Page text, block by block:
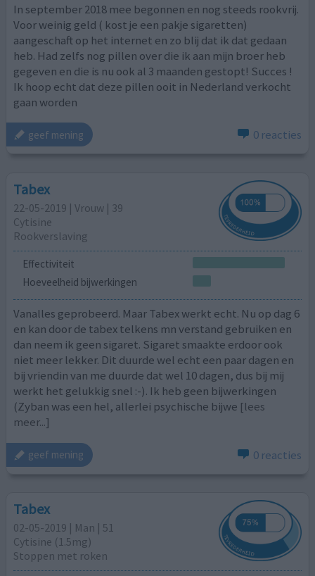
In september 2018 mee begonnen en nog steeds rookvrij.
Voor weinig geld ( kost je een pakje sigaretten)
aangeschaft op het internet en zo blij dat ik dat gedaan
heb. Had zelfs nog pillen over die ik aan mijn broer heb
gegeven en die is nu ook al 3 maanden gestopt! Succes !
Ik hoop echt dat deze pillen ooit in Nederland verkocht
gaan worden
geef mening 0 reacties
Tabex
22-05-2019 | Vrouw | 39
Cytisine
Rookverslaving
Effectiviteit
Hoeveelheid bijwerkingen
Vanalles geprobeerd. Maar Tabex werkt echt. Nu op dag 6
en kan door de tabex telkens mn verstand gebruiken en
dan neem ik geen sigaret. Sigaret smaakte erdoor ook
niet meer lekker. Dit duurde wel echt een paar dagen en
bij vriendin van me duurde dat wel 10 dagen, dus bij mij
werkt het gelukkig snel :-). Ik heb geen bijwerkingen
(Zyban was een hel, allerlei psychische bijwe [lees
meer...]
geef mening 0 reacties
Tabex
02-05-2019 | Man | 51
Cytisine (1.5mg)
Stoppen met roken